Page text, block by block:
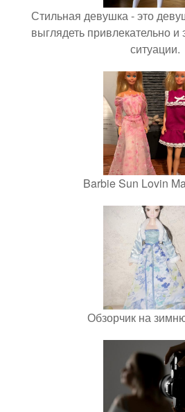
Стильная девушка - это
выглядеть привлекательно
ситуации.
Barbie Sun Lovin
Обзорчик на